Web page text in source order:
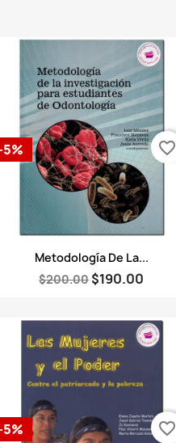
Vista rápida
Metodología De La...
$200.00$190.00
5% favorite_border
5% favorite_border